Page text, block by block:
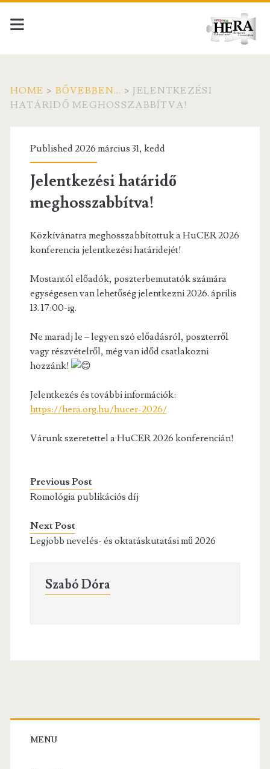
HOME > BŐVEBBEN... >JELENTKEZÉSI
HATÁRIDŐ MEGHOSSZABBÍTVA!
Published 2026 március 31, kedd
Jelentkezési határidő
meghosszabbítva!
Közkívánatra meghosszabbítottuk a HuCER 2026
konferencia jelentkezési határidejét!
Mostantól előadók, poszterbemutatók számára
egységesen van lehetőség jelentkezni 2026. április
13. 17:00-ig.
Ne maradj le – legyen szó előadásról, poszterről
vagy részvételről, még van időd csatlakozni
hozzánk!
Jelentkezés és további információk:
https://hera.org.hu/hucer-2026/
Várunk szeretettel a HuCER 2026 konferencián!
Previous Post
Romológia publikációs díj
Next Post
Legjobb nevelés- és oktatáskutatási mű 2026
Szabó Dóra
Primary
Sidebar
MENU